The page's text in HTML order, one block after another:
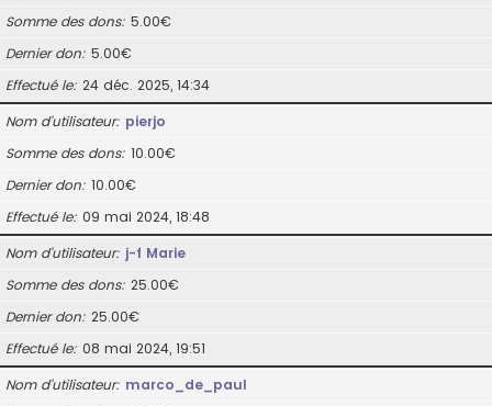
Somme des dons 5.00€
Dernier don 5.00€
Effectué le 24 déc. 2025, 14:34
Nom d’utilisateur pierjo
Somme des dons 10.00€
Dernier don 10.00€
Effectué le 09 mai 2024, 18:48
Nom d’utilisateur j-f Marie
Somme des dons 25.00€
Dernier don 25.00€
Effectué le 08 mai 2024, 19:51
Nom d’utilisateur marco_de_paul